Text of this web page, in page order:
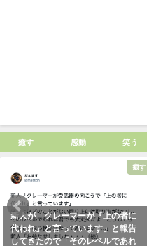
癒す 感動 笑う
癒す
新人が「クレーマーが『上の者に
代われ』と言っています」と報告
してきたので「そのレベルであれ